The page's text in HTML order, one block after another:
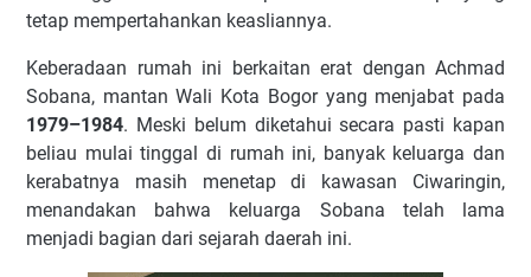
tetap mempertahankan keasliannya.
Keberadaan rumah ini berkaitan erat dengan Achmad
Sobana, mantan Wali Kota Bogor yang menjabat pada
1979–1984. Meski belum diketahui secara pasti kapan
beliau mulai tinggal di rumah ini, banyak keluarga dan
kerabatnya masih menetap di kawasan Ciwaringin,
menandakan bahwa keluarga Sobana telah lama
menjadi bagian dari sejarah daerah ini.